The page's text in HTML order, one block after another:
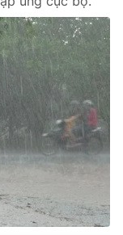
có sự chấp